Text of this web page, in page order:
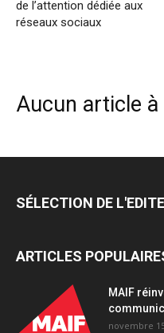
de l’attention dédiée aux
réseaux sociaux
Aucun article
SÉLECTION DE
ARTICLES
MAIF
novembre